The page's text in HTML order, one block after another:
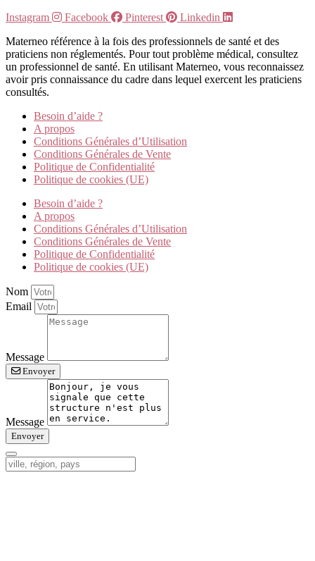
Instagram
Facebook Pinterest
Linkedin
Materneo référence à la fois des professionnels de santé et des
praticiens non réglementés. Pour tout problème médical, consultez
un professionnel de santé. En utilisant Materneo, vous reconnaissez
avoir pris connaissance du cadre dans lequel exercent les praticiens
consultés.
Besoin d’aide ?
A propos
Conditions Générales d’Utilisation
Conditions Générales de Vente
Politique de Confidentialité
Politique de cookies (UE)
Besoin d’aide ?
A propos
Conditions Générales d’Utilisation
Conditions Générales de Vente
Politique de Confidentialité
Politique de cookies (UE)
Nom
Email
Message
Envoyer
Message
Envoyer